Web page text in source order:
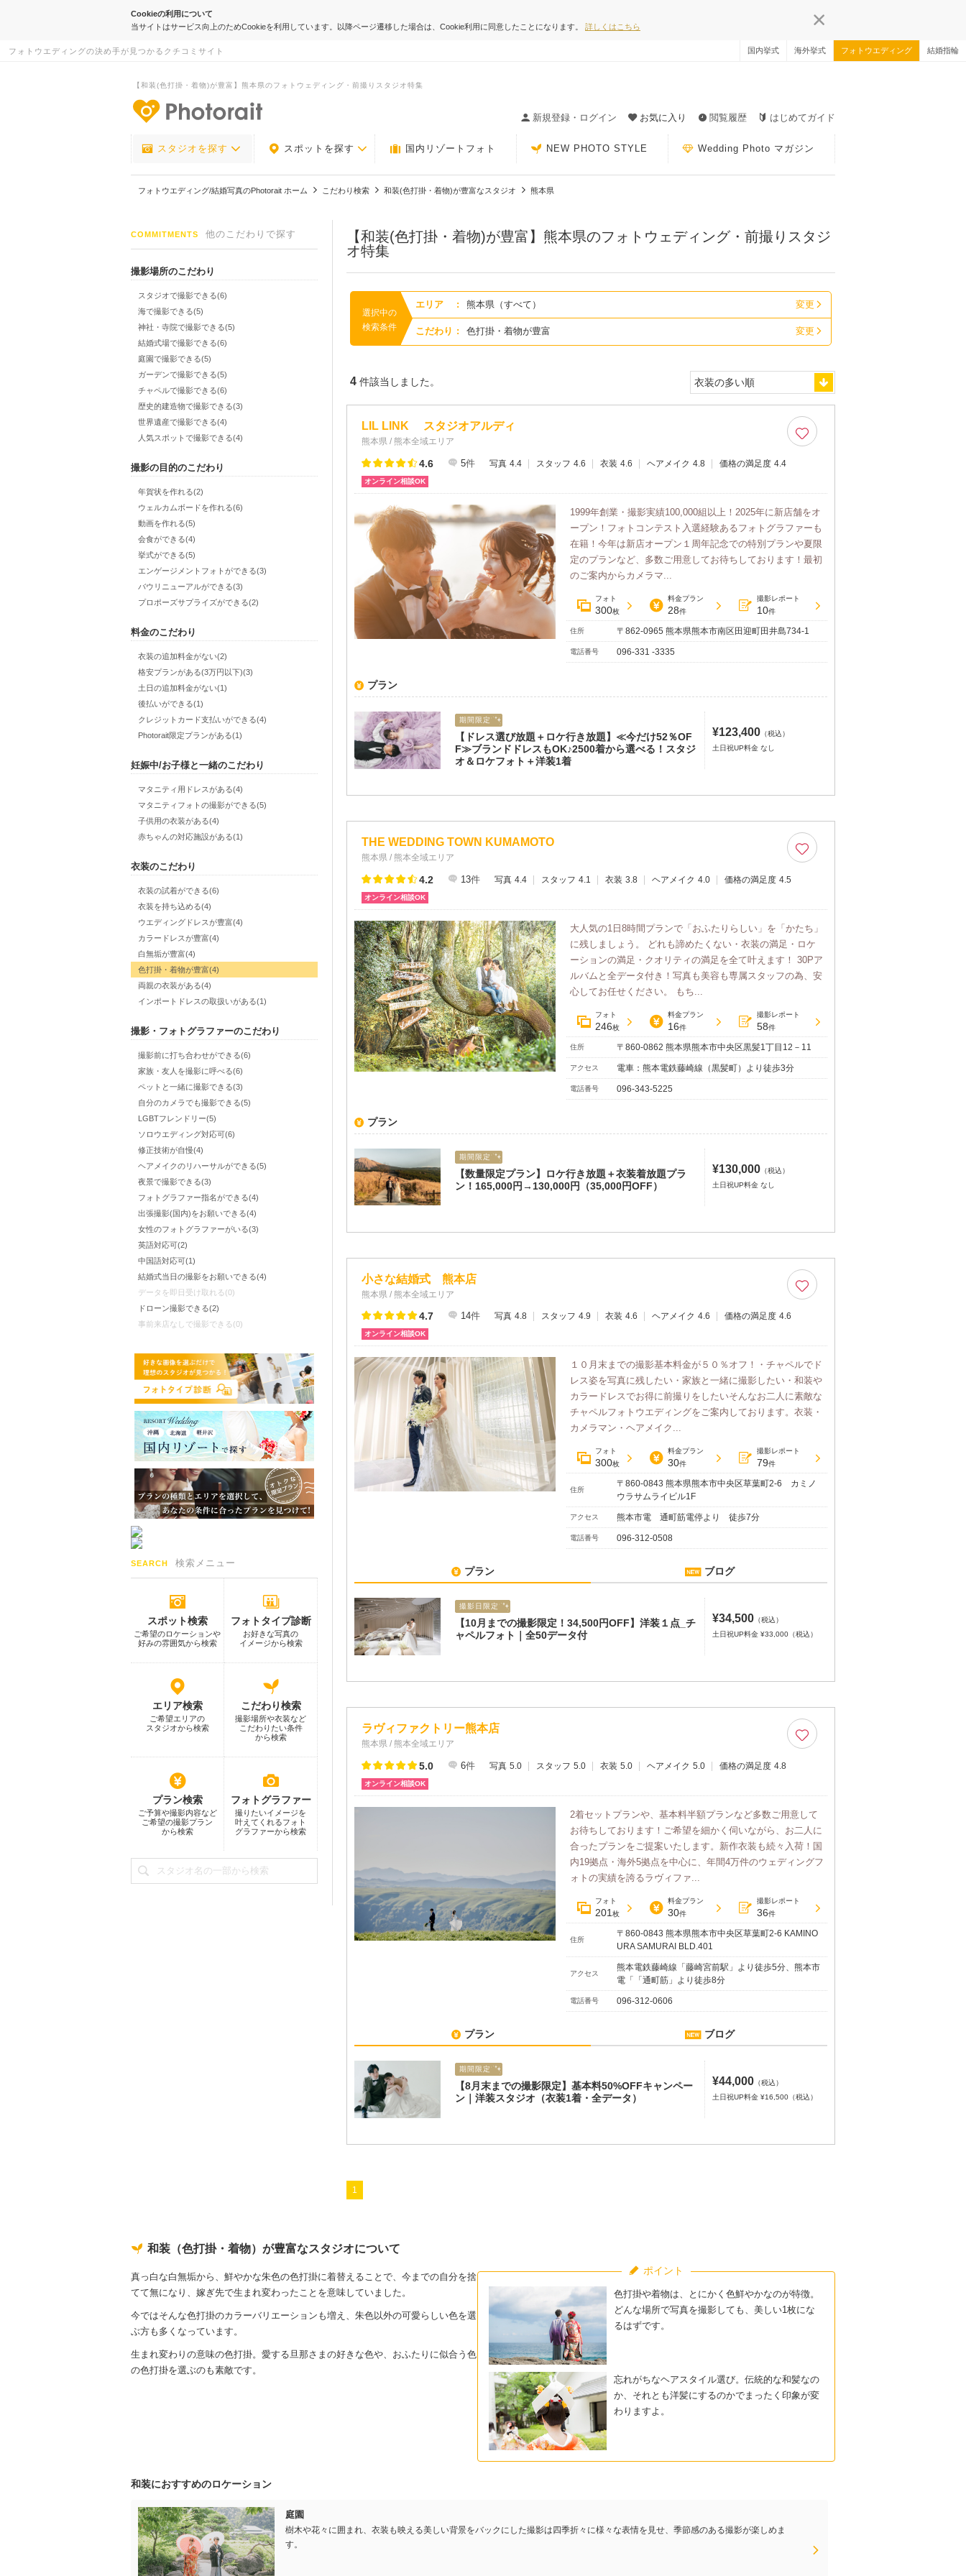
Cookieの利用について
当サイトはサービス向上のためCookieを利用しています。以降ページ遷移した場合は、Cookie利用に同意したことになります。 詳しくはこちら
フォトウエディングの決め手が見つかるクチコミサイト 国内挙式 海外挙式 フォトウエディング 結婚指輪
【和装(色打掛・着物)が豊富】熊本県のフォトウェディング・前撮りスタジオ特集
新規登録・ログイン
お気に入り 閲覧履歴 はじめてガイド
スタジオを探す スポットを探す 国内リゾートフォト NEW PHOTO STYLE Wedding Photo マガジン
フォトウエディング/結婚写真のPhotorait ホーム こだわり検索 和装(色打掛・着物)が豊富なスタジオ 熊本県
COMMITMENTS 他のこだわりで探す
撮影場所のこだわり
スタジオで撮影できる(6)
海で撮影できる(5)
神社・寺院で撮影できる(5)
結婚式場で撮影できる(6)
庭園で撮影できる(5)
ガーデンで撮影できる(5)
チャペルで撮影できる(6)
歴史的建造物で撮影できる(3)
世界遺産で撮影できる(4)
人気スポットで撮影できる(4)
撮影の目的のこだわり
年賀状を作れる(2)
ウェルカムボードを作れる(6)
動画を作れる(5)
会食ができる(4)
挙式ができる(5)
エンゲージメントフォトができる(3)
バウリニューアルができる(3)
プロポーズサプライズができる(2)
料金のこだわり
衣装の追加料金がない(2)
格安プランがある(3万円以下)(3)
土日の追加料金がない(1)
後払いができる(1)
クレジットカード支払いができる(4)
Photorait限定プランがある(1)
妊娠中/お子様と一緒のこだわり
マタニティ用ドレスがある(4)
マタニティフォトの撮影ができる(5)
子供用の衣装がある(4)
赤ちゃんの対応施設がある(1)
衣装のこだわり
衣装の試着ができる(6)
衣装を持ち込める(4)
ウエディングドレスが豊富(4)
カラードレスが豊富(4)
白無垢が豊富(4)
色打掛・着物が豊富(4)
両親の衣装がある(4)
インポートドレスの取扱いがある(1)
撮影・フォトグラファーのこだわり
撮影前に打ち合わせができる(6)
家族・友人を撮影に呼べる(6)
ペットと一緒に撮影できる(3)
自分のカメラでも撮影できる(5)
LGBTフレンドリー(5)
ソロウエディング対応可(6)
修正技術が自慢(4)
ヘアメイクのリハーサルができる(5)
夜景で撮影できる(3)
フォトグラファー指名ができる(4)
出張撮影(国内)をお願いできる(4)
女性のフォトグラファーがいる(3)
英語対応可(2)
中国語対応可(1)
結婚式当日の撮影をお願いできる(4)
データを即日受け取れる(0)
ドローン撮影できる(2)
事前来店なしで撮影できる(0)
SEARCH 検索メニュー
スポット検索
ご希望のロケーションや
好みの雰囲気から検索
フォトタイプ診断
お好きな写真の
イメージから検索
エリア検索
ご希望エリアの
スタジオから検索
こだわり検索
撮影場所や衣装など
こだわりたい条件
から検索
プラン検索
ご予算や撮影内容など
ご希望の撮影プラン
から検索
フォトグラファー
撮りたいイメージを
叶えてくれるフォト
グラファーから検索
【和装(色打掛・着物)が豊富】熊本県のフォトウェディング・前撮りスタジ
オ特集
選択中の
検索条件
エリア : 熊本県（すべて） 変更
こだわり : 色打掛・着物が豊富 変更
4 件該当しました。
LIL LINK スタジオアルディ
熊本県 / 熊本全域エリア
4.6 5件 写真 4.4 スタッフ 4.6 衣装 4.6 ヘアメイク 4.8 価格の満足度 4.4
オンライン相談OK
1999年創業・撮影実績100,000組以上！2025年に新店舗をオ
ープン！フォトコンテスト入選経験あるフォトグラファーも
在籍！今年は新店オープン１周年記念での特別プランや夏限
定のプランなど、多数ご用意してお待ちしております！最初
のご案内からカメラマ...
フォト
300枚
料金プラン
28件
撮影レポート
10件
住所 〒862-0965 熊本県熊本市南区田迎町田井島734-1
電話番号 096-331 -3335
プラン
期間限定
【ドレス選び放題＋ロケ行き放題】≪今だけ52％OF
F≫ブランドドレスもOK♪2500着から選べる！スタジ
オ＆ロケフォト＋洋装1着
¥123,400 （税込）
土日祝UP料金 なし
THE WEDDING TOWN KUMAMOTO
熊本県 / 熊本全域エリア
4.2 13件 写真 4.4 スタッフ 4.1 衣装 3.8 ヘアメイク 4.0 価格の満足度 4.5
オンライン相談OK
大人気の1日8時間プランで「おふたりらしい」を「かたち」
に残しましょう。 どれも諦めたくない・衣装の満足・ロケ
ーションの満足・クオリティの満足を全て叶えます！ 30Pア
ルバムと全データ付き！写真も美容も専属スタッフの為、安
心してお任せください。 もち...
フォト
246枚
料金プラン
16件
撮影レポート
58件
住所 〒860-0862 熊本県熊本市中央区黒髪1丁目12－11
アクセス 電車：熊本電鉄藤崎線（黒髪町）より徒歩3分
電話番号 096-343-5225
プラン
期間限定
【数量限定プラン】ロケ行き放題＋衣装着放題プラ
ン！165,000円→130,000円（35,000円OFF）
¥130,000 （税込）
土日祝UP料金 なし
小さな結婚式 熊本店
熊本県 / 熊本全域エリア
4.7 14件 写真 4.8 スタッフ 4.9 衣装 4.6 ヘアメイク 4.6 価格の満足度 4.6
オンライン相談OK
１０月末までの撮影基本料金が５０％オフ！・チャペルでド
レス姿を写真に残したい・家族と一緒に撮影したい・和装や
カラードレスでお得に前撮りをしたいそんなお二人に素敵な
チャペルフォトウエディングをご案内しております。衣装・
カメラマン・ヘアメイク...
フォト
300枚
料金プラン
30件
撮影レポート
79件
住所
〒860-0843 熊本県熊本市中央区草葉町2‐6 カミノ
ウラサムライビル1F
アクセス 熊本市電 通町筋電停より 徒歩7分
電話番号 096-312-0508
プラン ブログ
撮影日限定
【10月までの撮影限定！34,500円OFF】洋装１点_チ
ャペルフォト｜全50データ付
¥34,500 （税込）
土日祝UP料金 ¥33,000（税込）
ラヴィファクトリー熊本店
熊本県 / 熊本全域エリア
5.0 6件 写真 5.0 スタッフ 5.0 衣装 5.0 ヘアメイク 5.0 価格の満足度 4.8
オンライン相談OK
2着セットプランや、基本料半額プランなど多数ご用意して
お待ちしております！ご希望を細かく伺いながら、お二人に
合ったプランをご提案いたします。新作衣装も続々入荷！国
内19拠点・海外5拠点を中心に、年間4万件のウェディングフ
ォトの実績を誇るラヴィファ...
フォト
201 枚
料金プラン
30件
撮影レポート
36件
住所
〒860-0843 熊本県熊本市中央区草葉町2-6 KAMINO
URA SAMURAI BLD.401
アクセス
熊本電鉄藤崎線「藤崎宮前駅」より徒歩5分、熊本市
電「「通町筋」より徒歩8分
電話番号 096-312-0606
プラン ブログ
期間限定
【8月末までの撮影限定】基本料50%OFFキャンペー
ン｜洋装スタジオ（衣装1着・全データ）
¥44,000 （税込）
土日祝UP料金 ¥16,500（税込）
1
和装（色打掛・着物）が豊富なスタジオについて
真っ白な白無垢から、鮮やかな朱色の色打掛に着替えることで、今までの自分を捨
てて無になり、嫁ぎ先で生まれ変わったことを意味していました。
今ではそんな色打掛のカラーバリエーションも増え、朱色以外の可愛らしい色を選
ぶ方も多くなっています。
生まれ変わりの意味の色打掛。愛する旦那さまの好きな色や、おふたりに似合う色
の色打掛を選ぶのも素敵です。
ポイント
色打掛や着物は、とにかく色鮮やかなのが特徴。
どんな場所で写真を撮影しても、美しい1枚にな
るはずです。
忘れがちなヘアスタイル選び。伝統的な和髪なの
か、それとも洋髪にするのかでまったく印象が変
わりますよ。
和装におすすめのロケーション
庭園
樹木や花々に囲まれ、衣装も映える美しい背景をバックにした撮影は四季折々に様々な表情を見せ、季節感のある撮影が楽しめま
す。